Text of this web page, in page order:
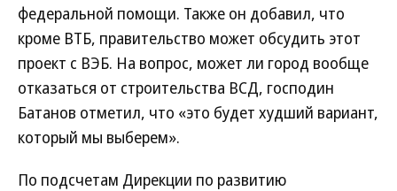
федеральной помощи. Также он добавил, что
кроме ВТБ, правительство может обсудить этот
проект с ВЭБ. На вопрос, может ли город вообще
отказаться от строительства ВСД, господин
Батанов отметил, что «это будет худший вариант,
который мы выберем».
По подсчетам Дирекции по развитию